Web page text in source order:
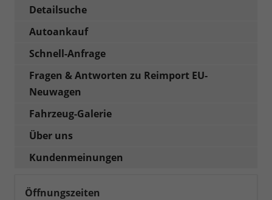
Detailsuche
Autoankauf
Schnell-Anfrage
Fragen & Antworten zu Reimport EU-
Neuwagen
Fahrzeug-Galerie
Über uns
Kundenmeinungen
Öffnungszeiten